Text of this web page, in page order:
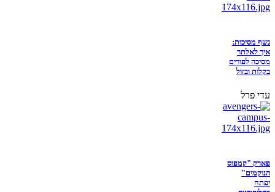
נשף מסיכות:
איך לאלתר
מסיכה לפורים
בקלות ובזול
עדי פרל
פארק "קמפוס
הנוקמים"
יפתח